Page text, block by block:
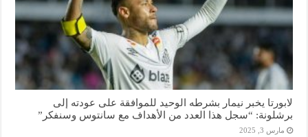
لابورتا يخبر نيمار بشرطه الوحيد للموافقة على عودته إلى
برشلونة: “سجل هذا العدد من الأهداف مع سانتوس وسنفكر”
مارس 3, 2025